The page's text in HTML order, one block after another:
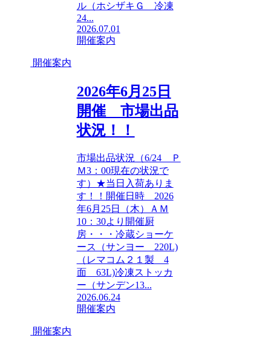
ル（ホシザキＧ 冷凍
24...
2026.07.01
開催案内
開催案内
2026年6月25日
開催 市場出品
状況！！
市場出品状況（6/24 Ｐ
Ｍ3：00現在の状況で
す）★当日入荷ありま
す！！開催日時 2026
年6月25日（木）ＡＭ
10：30より開催厨
房・・・冷蔵ショーケ
ース（サンヨー 220L)
（レマコム２１製 4
面 63L)冷凍ストッカ
ー（サンデン13...
2026.06.24
開催案内
開催案内